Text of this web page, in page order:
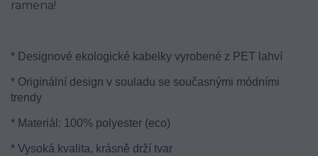
ramena!
* Designové ekologické kabelky vyrobené z PET lahví
* Originální design v souladu se současnými módními
trendy
* Materiál: 100% polyester (eco)
* Vysoká kvalita, krásně drží tvar